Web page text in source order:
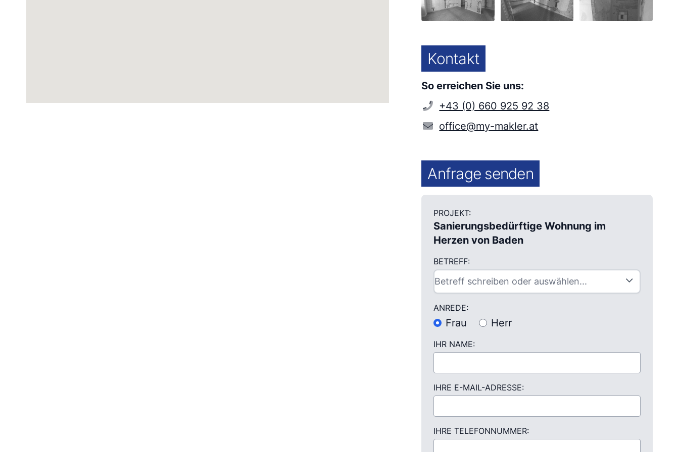
Kontakt
So erreichen Sie uns:
+43 (0) 660 925 92 38
office@my-makler.at
Anfrage senden
PROJEKT:
Sanierungsbedürftige Wohnung im
Herzen von Baden
BETREFF:
ANREDE:
Frau Herr
IHR NAME:
IHRE E-MAIL-ADRESSE:
IHRE TELEFONNUMMER: